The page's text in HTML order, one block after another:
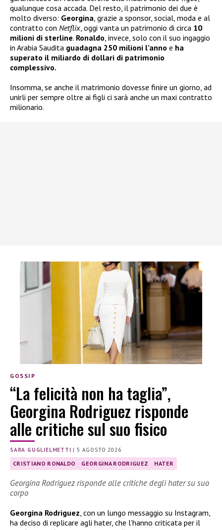
qualunque cosa accada. Del resto, il patrimonio dei due è
molto diverso: Georgina, grazie a sponsor, social, moda e al
contratto con Netflix, oggi vanta un patrimonio di circa 10
milioni di sterline. Ronaldo, invece, solo con il suo ingaggio
in Arabia Saudita guadagna 250 milioni l’anno e ha
superato il miliardo di dollari di patrimonio
complessivo.
Insomma, se anche il matrimonio dovesse finire un giorno, ad
unirli per sempre oltre ai figli ci sarà anche un maxi contratto
milionario.
GOSSIP
“La felicità non ha taglia”,
Georgina Rodriguez risponde
alle critiche sul suo fisico
SARA GUGLIELMETTI | 5 AGOSTO 2026
CRISTIANO RONALDO GEORGINA RODRIGUEZ HATER
Georgina Rodriguez risponde alle critiche degli hater su suo
corpo
Georgina Rodriguez, con un lungo messaggio su Instagram,
ha deciso di replicare agli hater, che l’hanno criticata per il